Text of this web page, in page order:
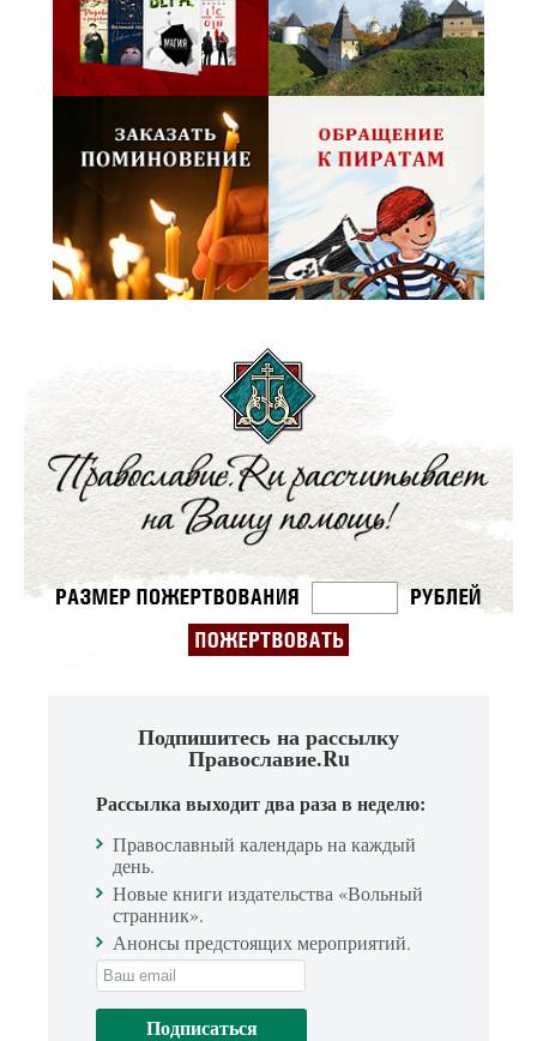
Подпишитесь на рассылку
Православие.Ru
Рассылка выходит два раза в неделю:
Православный календарь на каждый
день.
Новые книги издательства «Вольный
странник».
Анонсы предстоящих мероприятий.